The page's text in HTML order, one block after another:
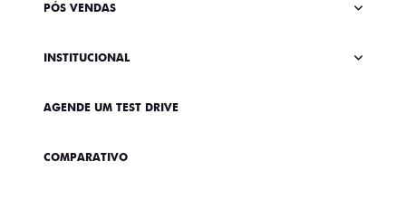
PÓS VENDAS
INSTITUCIONAL
AGENDE UM TEST DRIVE
COMPARATIVO